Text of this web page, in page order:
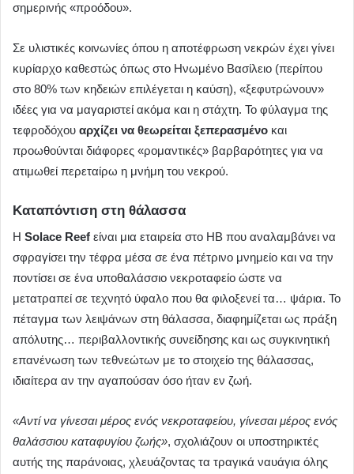
σημερινής «προόδου».
Σε υλιστικές κοινωνίες όπου η αποτέφρωση νεκρών έχει γίνει
κυρίαρχο καθεστώς όπως στο Ηνωμένο Βασίλειο (περίπου
στο 80% των κηδειών επιλέγεται η καύση), «ξεφυτρώνουν»
ιδέες για να μαγαριστεί ακόμα και η στάχτη. Το φύλαγμα της
τεφροδόχου αρχίζει να θεωρείται ξεπερασμένο και
προωθούνται διάφορες «ρομαντικές» βαρβαρότητες για να
ατιμωθεί περεταίρω η μνήμη του νεκρού.
Καταπόντιση στη θάλασσα
Η Solace Reef είναι μια εταιρεία στο ΗΒ που αναλαμβάνει να
σφραγίσει την τέφρα μέσα σε ένα πέτρινο μνημείο και να την
ποντίσει σε ένα υποθαλάσσιο νεκροταφείο ώστε να
μετατραπεί σε τεχνητό ύφαλο που θα φιλοξενεί τα… ψάρια. Το
πέταγμα των λειψάνων στη θάλασσα, διαφημίζεται ως πράξη
απόλυτης… περιβαλλοντικής συνείδησης και ως συγκινητική
επανένωση των τεθνεώτων με το στοιχείο της θάλασσας,
ιδιαίτερα αν την αγαπούσαν όσο ήταν εν ζωή.
«Αντί να γίνεσαι μέρος ενός νεκροταφείου, γίνεσαι μέρος ενός
θαλάσσιου καταφυγίου ζωής», σχολιάζουν οι υποστηρικτές
αυτής της παράνοιας, χλευάζοντας τα τραγικά ναυάγια όλης